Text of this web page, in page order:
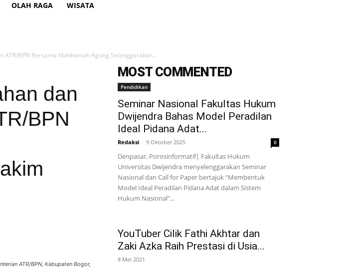
OLAH RAGA WISATA
BPN Bersama Mahkamah Agung Selenggarakan...
dan
BPN
ATR/BPN, Kabupaten Bogor,
MOST COMMENTED
Pendidikan
Seminar Nasional Fakultas Hukum
Dwijendra Bahas Model Peradilan
Ideal Pidana Adat...
Redaksi - 9 Oktober 2025 0
Denpasar, Porosinformatif| Fakultas Hukum
Universitas Dwijendra menyelenggarakan Seminar
Nasional dan Call for Paper bertajuk “Membentuk
Model Ideal Peradilan Pidana Adat dalam Sistem
Hukum Nasional”...
YouTuber Cilik Fathi Akhtar dan
Zaki Azka Raih Prestasi di Usia...
8 Mei 2021